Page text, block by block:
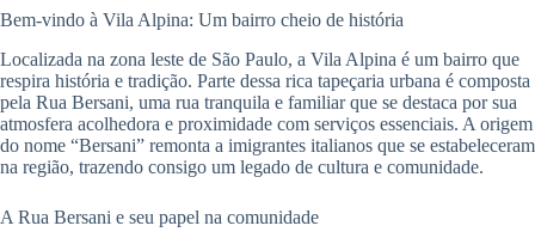
Bem-vindo à Vila Alpina: Um bairro cheio de história
Localizada na zona leste de São Paulo, a Vila Alpina é um bairro que
respira história e tradição. Parte dessa rica tapeçaria urbana é composta
pela Rua Bersani, uma rua tranquila e familiar que se destaca por sua
atmosfera acolhedora e proximidade com serviços essenciais. A origem
do nome “Bersani” remonta a imigrantes italianos que se estabeleceram
na região, trazendo consigo um legado de cultura e comunidade.
A Rua Bersani e seu papel na comunidade